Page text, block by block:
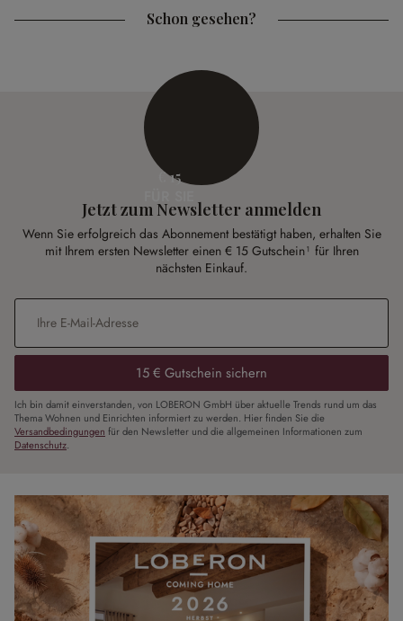
Schon gesehen?
€ 15
Jetzt zum Newsletter anmelden
Wenn Sie erfolgreich das Abonnement bestätigt haben, erhalten Sie
mit Ihrem ersten Newsletter einen € 15 Gutschein¹ für Ihren
nächsten Einkauf.
E-Mail-Adresse
15 € Gutschein sichern
Ich bin damit einverstanden, von LOBERON GmbH über aktuelle Trends rund um das
Thema Wohnen und Einrichten informiert zu werden. Hier finden Sie die
Versandbedingungen für den Newsletter und die allgemeinen Informationen zum
Datenschutz.